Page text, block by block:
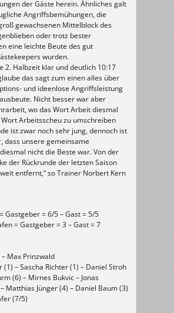
der Gäste herein. Ähnliches galt
Angriffsbemühungen, die
gewachsenen Mittelblock des
oder trotz bester
eine leichte Beute des gut
wurden.
2. Halbzeit klar und deutlich 10:17
das sagt zum einen alles über
und ideenlose Angriffsleistung
Nicht besser war aber
wo das Wort Arbeit diesmal
Arbeitsscheu zu umschreiben
ist zwar noch sehr jung, dennoch ist
dass unsere gemeinsame
nicht die Beste war. Von der
der Rückrunde der letzten Saison
entfernt,“ so Trainer Norbert Kern
Gastgeber = 6/5 – Gast = 5/5
= Gastgeber = 3 – Gast = 7
Max Prinzwald
(1) – Sascha Richter (1) – Daniel Stroh
(6) – Mirnes Bukvic – Jonas
Matthias Jünger (4) – Daniel Baum (3)
(7/5)